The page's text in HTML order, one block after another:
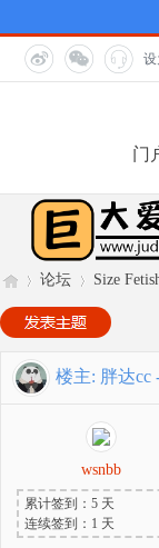
设
门
巨 »
论坛
›
Size
楼主: 胖达cc
wsnbb
累计签到：5 天
连续签到：1 天